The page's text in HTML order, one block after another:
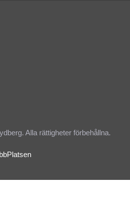
Alla rättigheter förbehållna.